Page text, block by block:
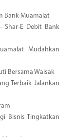
Bank Muamalat
Shar-E Debit Bank
Mudahkan
Bersama Waisak
Terbaik Jalankan
Bisnis Tingkatkan